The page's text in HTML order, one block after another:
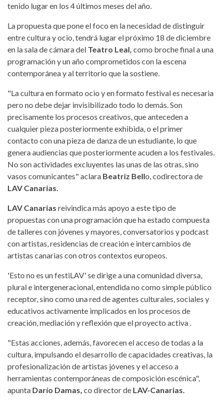
tenido lugar en los 4 últimos meses del año.
La propuesta que pone el foco en la necesidad de distinguir
entre cultura y ocio, tendrá lugar el próximo 18 de diciembre
en la sala de cámara del Teatro Leal, como broche final a una
programación y un año comprometidos con la escena
contemporánea y al territorio que la sostiene.
"La cultura en formato ocio y en formato festival es necesaria
pero no debe dejar invisibilizado todo lo demás. Son
precisamente los procesos creativos, que anteceden a
cualquier pieza posteriormente exhibida, o el primer
contacto con una pieza de danza de un estudiante, lo que
genera audiencias que posteriormente acuden a los festivales.
No son actividades excluyentes las unas de las otras, sino
vasos comunicantes" aclara Beatriz Bello, codirectora de
LAV Canarias.
LAV Canarias reivindica más apoyo a este tipo de
propuestas con una programación que ha estado compuesta
de talleres con jóvenes y mayores, conversatorios y podcast
con artistas, residencias de creación e intercambios de
artistas canarias con otros contextos europeos.
'Esto no es un festiLAV' se dirige a una comunidad diversa,
plural e intergeneracional, entendida no como simple público
receptor, sino como una red de agentes culturales, sociales y
educativos activamente implicados en los procesos de
creación, mediación y reflexión que el proyecto activa .
"Estas acciones, además, favorecen el acceso de todas a la
cultura, impulsando el desarrollo de capacidades creativas, la
profesionalización de artistas jóvenes y el acceso a
herramientas contemporáneas de composición escénica",
apunta Darío Damas, co director de LAV-Canarias.